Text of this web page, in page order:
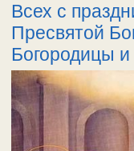
Всех с
Пресвятой
Богородицы и